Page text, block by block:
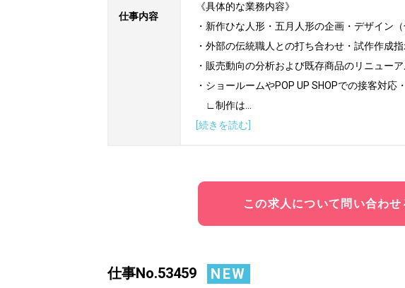
仕事内容
《具体的な業務内容》
・新作ひな人形・五月人形の企画・デザイン
・外部の伝統職人との打ち合わせ・試作作成
・販売動向の分析および既存商品のリニュー
・ショールームやPOP UP SHOPでの接客対
∟制作は...
[続きを読む]
この求人について問い合わせ
仕事No.53459
NEW